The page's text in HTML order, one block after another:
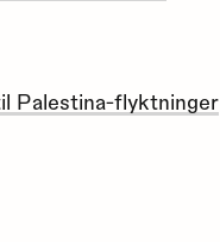
Palestina-flyktninger